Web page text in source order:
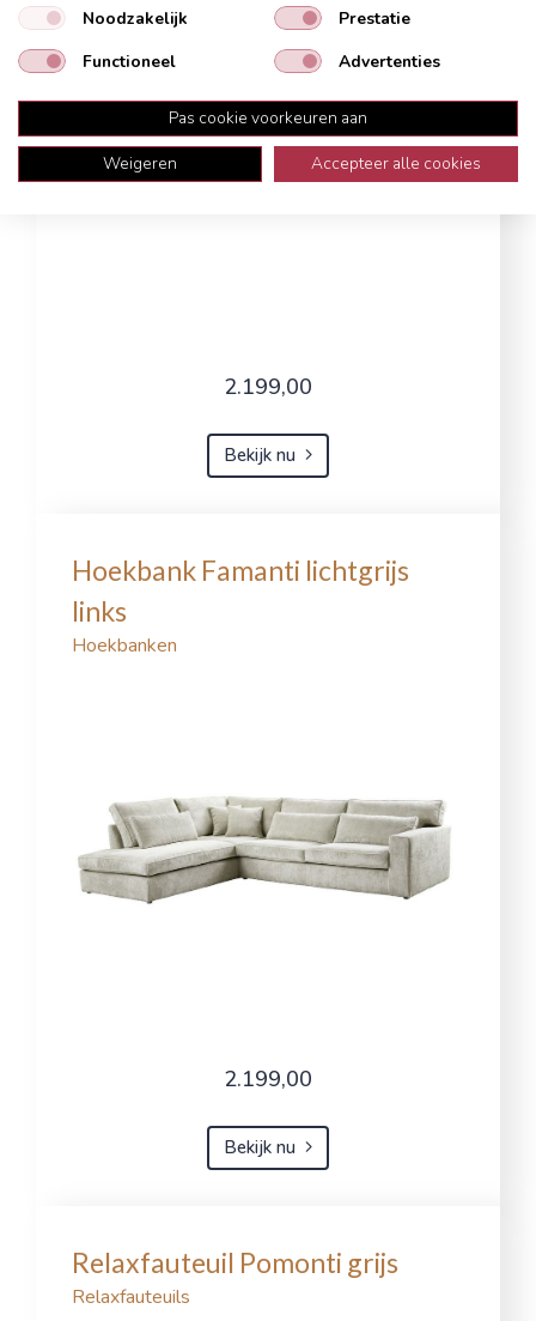
2.199,00
Bekijk nu
Hoekbank Famanti lichtgrijs
links
Hoekbanken
2.199,00
Bekijk nu
Relaxfauteuil Pomonti grijs
Relaxfauteuils
Noodzakelijk
Prestatie
Functioneel
Advertenties
Pas cookie voorkeuren aan
Weigeren
Accepteer alle cookies